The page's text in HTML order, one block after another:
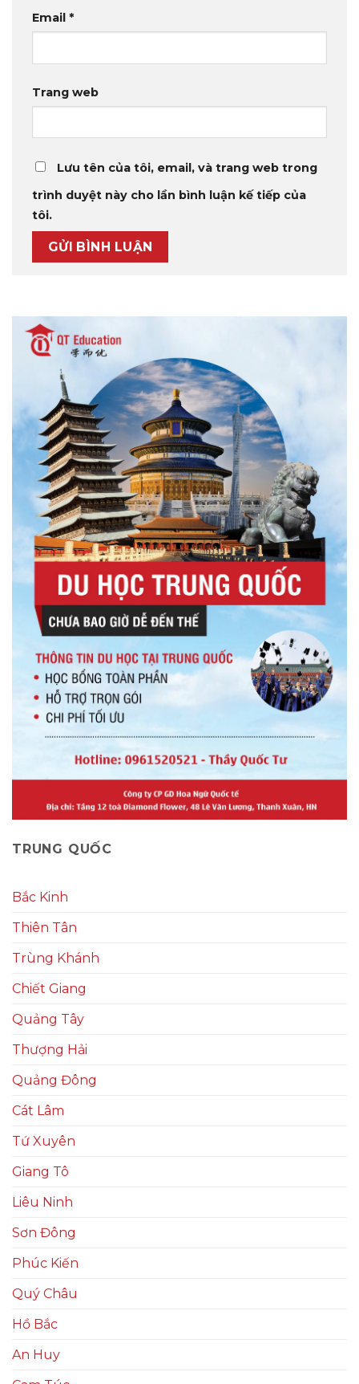
Email *
Trang web
Lưu tên của tôi, email, và trang web trong
trình duyệt này cho lần bình luận kế tiếp của
tôi.
TRUNG QUỐC
Bắc Kinh
Thiên Tân
Trùng Khánh
Chiết Giang
Quảng Tây
Thượng Hải
Quảng Đông
Cát Lâm
Tứ Xuyên
Giang Tô
Liêu Ninh
Sơn Đông
Phúc Kiến
Quý Châu
Hồ Bắc
An Huy